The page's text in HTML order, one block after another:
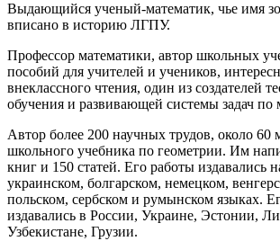
Выдающийся ученый-математик, чье имя
вписано в историю ЛГПУ.
Профессор математики, автор школьных
пособий для учителей и учеников,
внеклассного чтения, один из создателей
обучения и развивающей системы задач по
Автор более 200 научных трудов, около 60
школьного учебника по геометрии. Им
книг и 150 статей. Его работы издавались
украинском, болгарском, немецком,
польском, сербском и румынском языках.
издавались в России, Украине, Эстонии,
Узбекистане, Грузии.